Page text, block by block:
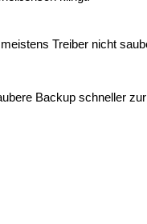
Treiber nicht
Backup schneller